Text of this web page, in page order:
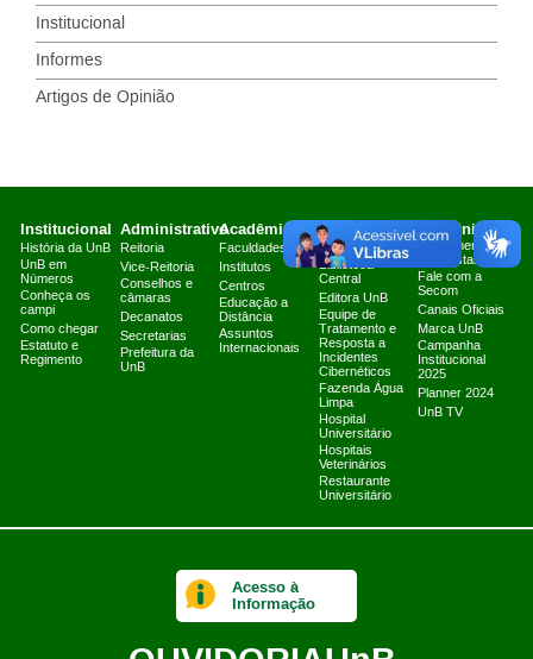
Institucional
Informes
Artigos de Opinião
Institucional
História da UnB
UnB em
Números
Conheça os
campi
Como chegar
Estatuto e
Regimento
Administrativo
Reitoria
Vice-Reitoria
Conselhos e
câmaras
Decanatos
Secretarias
Prefeitura da
UnB
Acadêmico
Faculdades
Institutos
Centros
Educação a
Distância
Assuntos
Internacionais
Serviços
Arquivo Central
Biblioteca
Central
Editora UnB
Equipe de
Tratamento e
Resposta a
Incidentes
Cibernéticos
Fazenda Água
Limpa
Hospital
Universitário
Hospitais
Veterinários
Restaurante
Universitário
Comunicação
Atendimento a
Jornalistas
Fale com a
Secom
Canais Oficiais
Marca UnB
Campanha
Institucional
2025
Planner 2024
UnB TV
Acesso à
Informação